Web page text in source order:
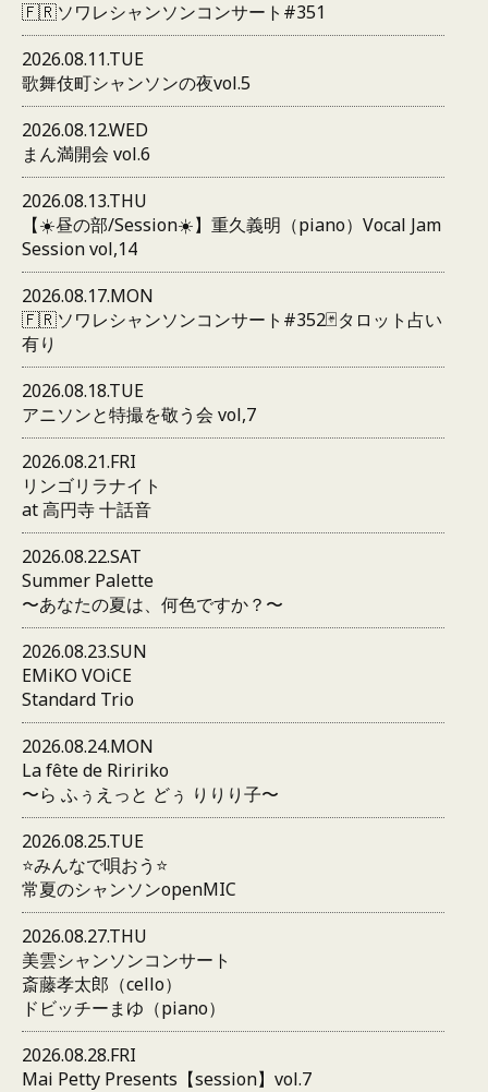
🇫🇷ソワレシャンソンコンサート#351
2026.08.11.TUE
歌舞伎町シャンソンの夜vol.5
2026.08.12.WED
まん満開会 vol.6
2026.08.13.THU
【☀️昼の部/Session☀️】重久義明（piano）Vocal Jam
Session vol,14
2026.08.17.MON
🇫🇷ソワレシャンソンコンサート#352🃏タロット占い
有り
2026.08.18.TUE
アニソンと特撮を敬う会 vol,7
2026.08.21.FRI
リンゴリラナイト
at 高円寺 十話音
2026.08.22.SAT
Summer Palette
〜あなたの夏は、何色ですか？〜
2026.08.23.SUN
EMiKO VOiCE
Standard Trio
2026.08.24.MON
La fête de Riririko
〜ら ふぅえっと どぅ りりり子〜
2026.08.25.TUE
⭐️みんなで唄おう⭐️
常夏のシャンソンopenMIC
2026.08.27.THU
美雲シャンソンコンサート
斎藤孝太郎（cello）
ドビッチーまゆ（piano）
2026.08.28.FRI
Mai Petty Presents【session】vol.7